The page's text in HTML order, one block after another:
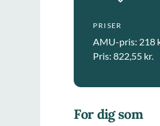
PRISER
AMU-pris: 218
Pris: 822,55 kr.
For dig som